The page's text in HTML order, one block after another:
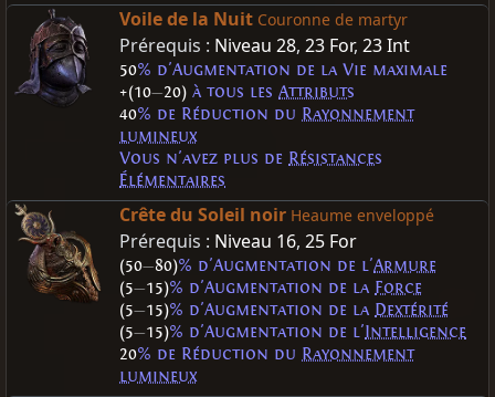
Voile de la Nuit Couronne de martyr
Prérequis : Niveau 28, 23 For, 23 Int
50% d'Augmentation de la Vie maximale
+(10—20) à tous les Attributs
40% de Réduction du Rayonnement
lumineux
Vous n'avez plus de Résistances
Élémentaires
Crête du Soleil noir Heaume enveloppé
Prérequis : Niveau 16, 25 For
(50—80)% d'Augmentation de l'Armure
(5—15)% d'Augmentation de la Force
(5—15)% d'Augmentation de la Dextérité
(5—15)% d'Augmentation de l'Intelligence
20% de Réduction du Rayonnement
lumineux